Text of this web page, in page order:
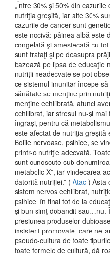
„Între 30% şi 50% din
nutriţia greşită, iar alte 30%
cazurile de cancer sunt
este nocivă: pâinea albă este
congelată şi amestecată cu
sunt trataţi şi pe deasupra
bazează pe lipsa de educaţie
nutriţii neadecvate se pot
ce sistemul imunitar începe
sănătate se menţine prin
menţine echilibrată, atunci
echilibrat, iar stresul nu-şi mai
îngraşi, pentru că
este afectat de nutriţia greşită
Bolile nervoase, psihice, se
printr-o nutriţie adecvată.
sunt cunoscute sub
metabolic X”, iar vindecarea
datorită nutriţiei.” ( Atac ) Asta
sistem nervos echilibrat,
psihice, în final tot de la
şi bun simţ dobândit sau…nu.
presiunea produselor
insistent promovate, care ne-
pseudo-cultura de toate
toate formele de cultură, dă